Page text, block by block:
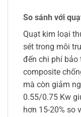
So sánh với
Quạt kim loại
sét trong môi
đến chi phí bảo
composite
mà còn giảm
0.55/0.75 Kw
hơn 15-20% so